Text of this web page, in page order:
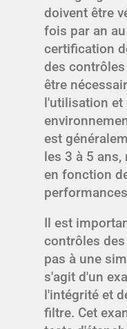
doivent être
fois par an
certification
des
être
l'utilisation et
est
les 3 à 5
en fonction
Il est
contrôles
pas à une
s'agit d'un
l'intégrité et
filtre. Cet